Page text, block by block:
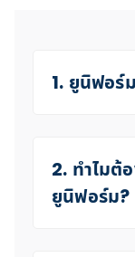
1. ยูนิฟอร์
2. ทำไมต้
ยูนิฟอร์ม?